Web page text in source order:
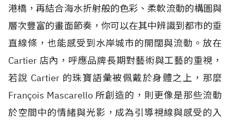
港橋，再結合海水折射般的色彩、柔軟流動的構圖與
層次豐富的畫面節奏，你可以在其中辨識到都市的垂
直線條，也能感受到水岸城市的開闊與流動。放在
Cartier 店內，呼應品牌長期對藝術與工藝的重視，
若說 Cartier 的珠寶語彙被佩戴於身體之上，那麼
François Mascarello 所創造的，則更像是那些流動
於空間中的情緒與光影，成為引導視線與感受的入